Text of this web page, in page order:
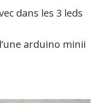
dans les 3 leds
arduino minii